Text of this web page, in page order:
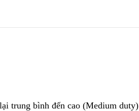
trung bình đến cao (Medium duty)